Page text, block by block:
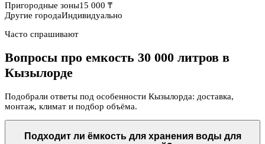
Пригородные зоны15 000 ₸
Другие городаИндивидуально
Часто спрашивают
Вопросы про емкость 30 000 литров в
Кызылорде
Подобрали ответы под особенности Кызылорда: доставка,
монтаж, климат и подбор объёма.
Подходит ли ёмкость для хранения воды для